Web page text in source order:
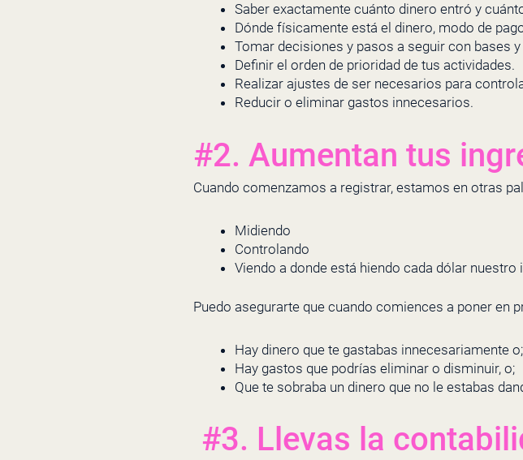
Saber exactamente cuánto dinero entró y
Dónde físicamente está el dinero, modo de
Tomar decisiones y pasos a seguir con bases
Definir el orden de prioridad de tus actividades.
Realizar ajustes de ser necesarios para
Reducir o eliminar gastos innecesarios.
#2. Aumentan tus
Cuando comenzamos a registrar, estamos en otras
Midiendo
Controlando
Viendo a donde está hiendo cada dólar nuestro
Puedo asegurarte que cuando comiences a poner en
Hay dinero que te gastabas innecesariamente o;
Hay gastos que podrías eliminar o disminuir, o;
Que te sobraba un dinero que no le estabas
#3. Llevas la